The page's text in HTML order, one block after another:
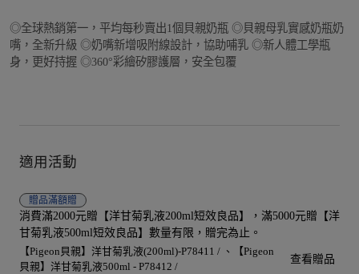
◎全球熱銷第一，平均每秒賣出1個貝親奶瓶 ◎貝親母乳實感奶瓶奶
嘴，全新升級 ◎奶嘴新增吸附線設計，協助哺乳 ◎新人體工學瓶
身，更好持握 ◎360°彩繪矽膠護層，安全包覆
適用活動
贈品滿額贈
消費滿2000元贈【洋甘菊乳液200ml短效良品】，滿5000元贈【洋
甘菊乳液500ml短效良品】數量有限，贈完為止。
【Pigeon貝親】洋甘菊乳液(200ml)-P78411 /
【Pigeon
貝親】洋甘菊乳液500ml - P78412 /
查看贈品